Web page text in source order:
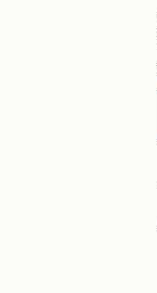
De nationale
officiële gids
Professionele